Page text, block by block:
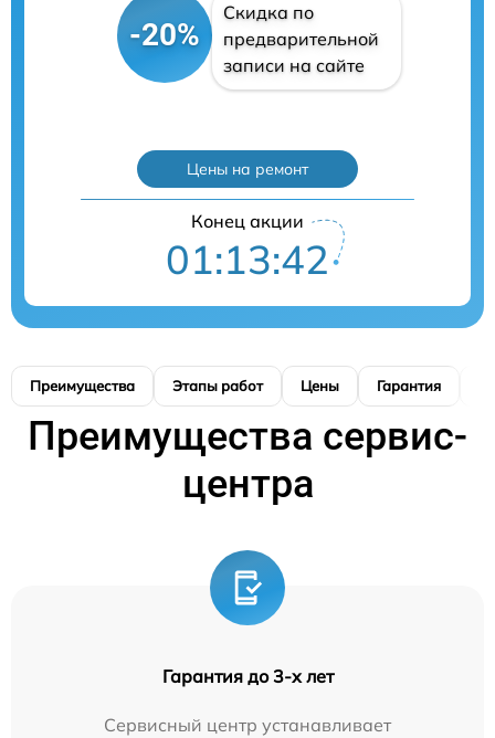
-20%
Скидка по
предварительной
записи на сайте
Цены на ремонт
Конец акции
01:13:41
Преимущества Этапы работ Цены Гарантия
Преимущества сервис-
центра
Гарантия до 3-х лет
Сервисный центр устанавливает